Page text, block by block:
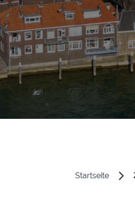
Startseite